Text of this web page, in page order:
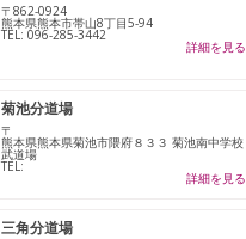
〒862-0924
熊本県熊本市帯山8丁目5-94
TEL: 096-285-3442
詳細を見る
菊池分道場
〒
熊本県熊本県菊池市隈府８３３ 菊池南中学校
武道場
TEL:
詳細を見る
三角分道場